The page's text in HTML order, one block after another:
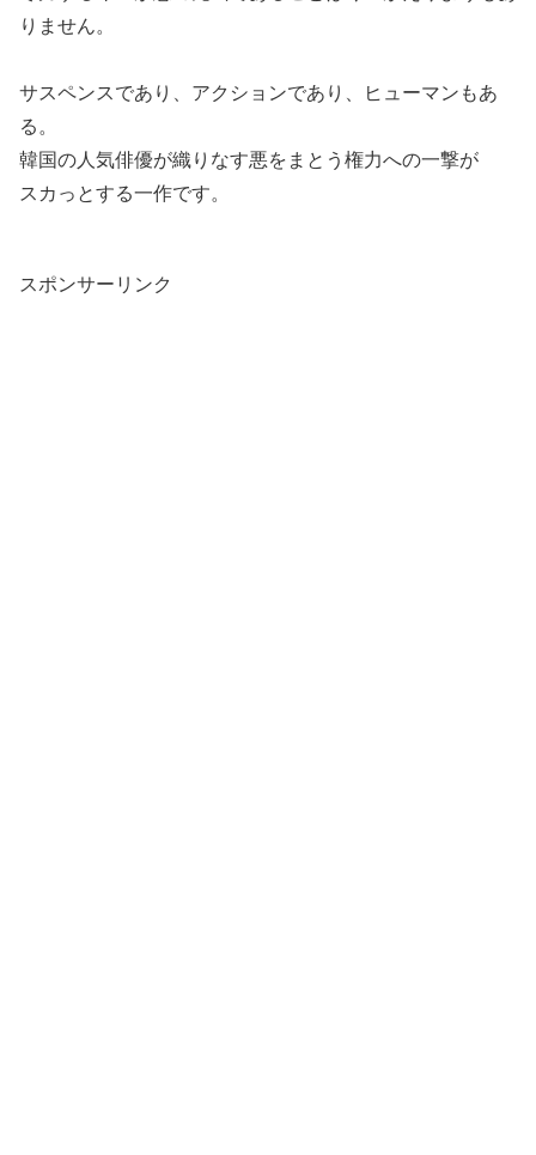
りません。
サスペンスであり、アクションであり、ヒューマンもあ
る。
韓国の人気俳優が織りなす悪をまとう権力への一撃が
スカっとする一作です。
スポンサーリンク